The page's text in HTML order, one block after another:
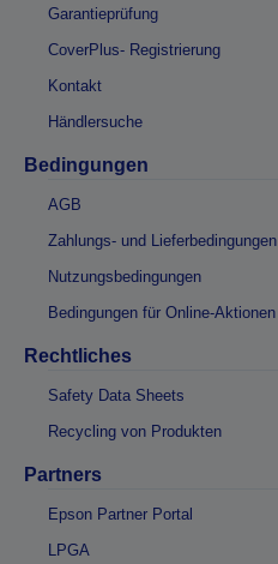
Garantieprüfung
CoverPlus- Registrierung
Kontakt
Händlersuche
Bedingungen
AGB
Zahlungs- und Lieferbedingungen
Nutzungsbedingungen
Bedingungen für Online-Aktionen
Rechtliches
Safety Data Sheets
Recycling von Produkten
Partners
Epson Partner Portal
LPGA